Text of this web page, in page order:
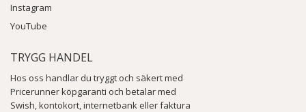
Instagram
YouTube
TRYGG HANDEL
Hos oss handlar du tryggt och säkert med
Pricerunner köpgaranti och betalar med
Swish, kontokort, internetbank eller faktura